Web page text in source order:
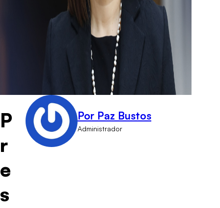
P
r
e
s
Por Paz Bustos
Administrador